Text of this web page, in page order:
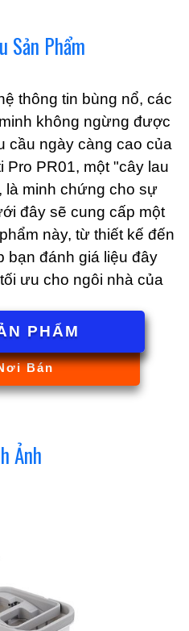
Sản Phẩm
thông tin bùng nổ, các
không ngừng được
cầu ngày càng cao của
Pro PR01, một "cây lau
là minh chứng cho sự
đây sẽ cung cấp một
này, từ thiết kế đến
bạn đánh giá liệu đây
ưu cho ngôi nhà của
Bán
Ảnh
PHẨM